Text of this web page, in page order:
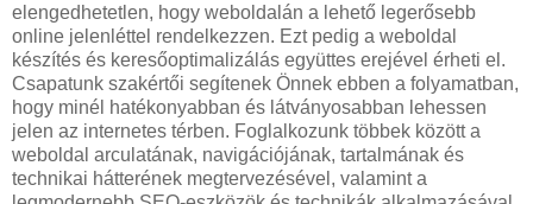
elengedhetetlen, hogy weboldalán a lehető legerősebb
online jelenléttel rendelkezzen. Ezt pedig a weboldal
készítés és keresőoptimalizálás együttes erejével érheti el.
Csapatunk szakértői segítenek Önnek ebben a folyamatban,
hogy minél hatékonyabban és látványosabban lehessen
jelen az internetes térben. Foglalkozunk többek között a
weboldal arculatának, navigációjának, tartalmának és
technikai hátterének megtervezésével, valamint a